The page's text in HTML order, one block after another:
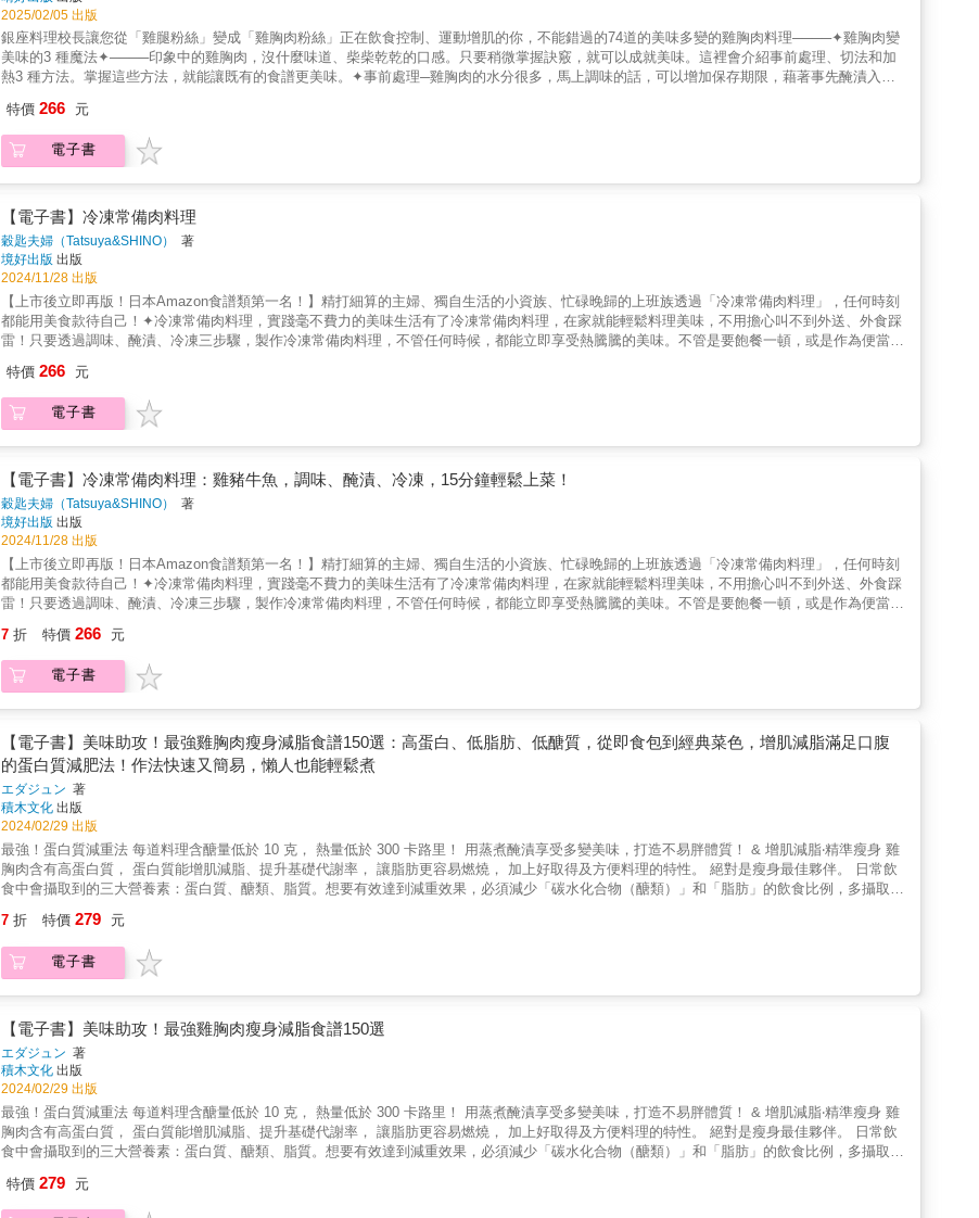
實際地看待自己的飲食，這些食物就能幫我們活得更好。理想的飲食是有營養、均衡和令人滿足的，本書除了提供一百多道食譜，還有開胃菜、配
菜、甜點、飲料、醬料，在追求健康的同時，能讓餐點臻於美味。
2025/02/05 出版
銀座料理校長讓您從「雞腿粉絲」變成「雞胸肉粉絲」正在飲食控制、運動增肌的你，不能錯過的74道的美味多變的雞胸肉料理────✦雞胸肉變
美味的3 種魔法✦────印象中的雞胸肉，沒什麼味道、柴柴乾乾的口感。只要稍微掌握訣竅，就可以成就美味。這裡會介紹事前處理、切法和加
熱3 種方法。掌握這些方法，就能讓既有的食譜更美味。✦事前處理─雞胸肉的水分很多，馬上調味的話，可以增加保存期限，藉著事先醃漬入味
會比較輕鬆。✦加熱─想要做出柔軟的肉質狀態，需要掌握適當的溫度，用餘溫加熱是重點。讓整體都呈現相同的厚度之後再加熱，請不要忘記。
────✦各國風味的雞胸肉料理✦────不同的調味，可以變化出各式各樣的料理。不管美式或是歐洲的食譜，日式、中式甚至是韓國、異國風
味，都各自嚴選出大家會喜歡的、雞胸肉可以做出的美味料理。✦薑汁雞肉─切成大薄片的雞胸肉，事先將醬汁揉進肉裡調味，煎的時候最後再淋
海南雞飯─水煮雞肉，和用水煮雞肉的湯汁炊煮的飯一起享用。✦南蠻雞─事先醃漬炸好的雞胸肉，再用甜醋醃漬，最後淋上塔塔醬和巴西利。
────✦微波爐、平底鍋就能簡易料理 ✦────用微波爐製作的「沙拉雞肉」，用平底鍋煎的「烤雞」，用香料蔬菜煮的「水煮雞肉」，這是3款
基本的簡單食譜。///基本款煎雞肉///煎雞肉，一邊翻面一邊慢慢地加熱為訣竅。裹上低筋麵粉油煎的話，會形成皮膜，可以避免雞肉裡的鮮美成分
流出來。✦馬鈴薯沙拉─一款搭配炒得脆脆的馬鈴薯的溫沙拉✦雞肉雞蛋沙拉─水煮蛋柔和的滋味很適合搭配雞胸肉。✦檸檬醬汁雞肉─在檸檬清爽
的酸味裡加上奶油的濃郁厚度✦藍起司醬雞肉─加熱過的藍起司，可以品嘗到柔和的滋味。///基本款水煮雞肉///水煮雞肉不只是用水煮，還是用熱
水煮。水煮的時候雞肉會浮起來，因此需要落蓋，讓雞肉整體都泡在熱水裡，讓整塊雞肉確實熟透。✦梅子醬燒雞─清爽的滋味可以讓口腔稍微休
息，煥然一新。✦雞肉牛蒡沙拉─可以品嘗到牛蒡脆脆的口感。✦雞肉酪梨拌菜─味道柔和的酪梨和清爽的水煮雞肉很適合搭配在一起。────✦下
酒菜 ✦────任何稍微重一點的調味，就可以讓雞胸肉當成下酒菜最適合的食材。只要有美味的下酒菜，就能一直邊喝邊聊。✦炸雞柳條─因為有
裹上美乃滋，炸過之後雞胸肉保持濕潤柔軟的口感。✦雞肉生春捲─餐桌上華麗異國料理的定番。✦雞肉沙嗲─花生醬濃厚的風味和雞胸肉正對
─加上小黃瓜和茗荷，清爽風味的下酒菜。────✦✦✦有益健康的雞肉運動餐✦✦✦────低脂肪高蛋白質的雞胸肉，是運動健身的人最適合的食
材。擅自構思送給大聯盟大谷翔平選手的妄想食譜，調整成不管是誰都可以吃得美味又健康的份量。✦雞肉花椰菜義大利麵─可以增加肌肉的含有
睪固酮的花椰菜搭配。蒜頭則含有豐富可以促進蛋白質代謝的維他命B 6。✦雞肉牛蒡炊飯─牛蒡是一種水溶性食物纖維和不溶性食物纖維都可以
攝取的優秀食材。皮含有大量多酚，因此保留皮不削，節點也不取，洗乾淨即可。白飯可以補充碳水化合物，雞肉則可以補充蛋白質。✦酸辣湯─
醋裡的氨基酸可以幫助胃酸分泌促進消化，增進食慾。醋酸也具有恢復疲勞的效果。辣油的辣椒成分可以促進血液循環，鬆弛肌肉。
特價 266 元
電子書
【電子書】冷凍常備肉料理
穀匙夫婦（Tatsuya&SHINO）
著
境好出版 出版
2024/11/28 出版
【上市後立即再版！日本Amazon食譜類第一名！】精打細算的主婦、獨自生活的小資族、忙碌晚歸的上班族透過「冷凍常備肉料理」，任何時刻
都能用美食款待自己！✦冷凍常備肉料理，實踐毫不費力的美味生活有了冷凍常備肉料理，在家就能輕鬆料理美味，不用擔心叫不到外送、外食踩
雷！只要透過調味、醃漬、冷凍三步驟，製作冷凍常備肉料理，不管任何時候，都能立即享受熱騰騰的美味。不管是要飽餐一頓，或是作為便當
洗，加熱過後立即享用！2. 製作簡單，料理小白也不怕準備好冷凍袋，將食材與調味料放入，搓揉入味即完成，簡單到不可思議！3. 經濟實惠，
不剩食、不浪費透過冷凍延長食材期限，再也不用擔心吃不完造成浪費。還能一次購買大分量食材，更為精打細算。4. 增加料理變化、豐富餐桌
透過各式調味，享受韓式、台式、泰式、義式等風味料理，吃不膩的好味道。✦56道冷凍常備肉×快熟蔬菜本書收錄了適合冷凍、而且冷凍後會更
造營養均衡的餐桌。
特價 266 元
電子書
【電子書】冷凍常備肉料理：雞豬牛魚，調味、醃漬、冷凍，15分鐘輕鬆上菜！
穀匙夫婦（Tatsuya&SHINO）
著
境好出版 出版
2024/11/28 出版
【上市後立即再版！日本Amazon食譜類第一名！】精打細算的主婦、獨自生活的小資族、忙碌晚歸的上班族透過「冷凍常備肉料理」，任何時刻
都能用美食款待自己！✦冷凍常備肉料理，實踐毫不費力的美味生活有了冷凍常備肉料理，在家就能輕鬆料理美味，不用擔心叫不到外送、外食踩
雷！只要透過調味、醃漬、冷凍三步驟，製作冷凍常備肉料理，不管任何時候，都能立即享受熱騰騰的美味。不管是要飽餐一頓，或是作為便當
洗，加熱過後立即享用！2. 製作簡單，料理小白也不怕準備好冷凍袋，將食材與調味料放入，搓揉入味即完成，簡單到不可思議！3. 經濟實惠，
不剩食、不浪費透過冷凍延長食材期限，再也不用擔心吃不完造成浪費。還能一次購買大分量食材，更為精打細算。4. 增加料理變化、豐富餐桌
透過各式調味，享受韓式、台式、泰式、義式等風味料理，吃不膩的好味道。✦56道冷凍常備肉×快熟蔬菜本書收錄了適合冷凍、而且冷凍後會更
造營養均衡的餐桌。
7 折 特價 266 元
電子書
【電子書】美味助攻！最強雞胸肉瘦身減脂食譜150選：高蛋白、低脂肪、低醣質，從即食包到經典菜色，增肌減脂滿足口腹
的蛋白質減肥法！作法快速又簡易，懶人也能輕鬆煮
エダジュン 著
積木文化 出版
2024/02/29 出版
最強！蛋白質減重法 每道料理含醣量低於 10 克， 熱量低於 300 卡路里！ 用蒸煮醃漬享受多變美味，打造不易胖體質！ & 增肌減脂‧精準瘦身 雞
胸肉含有高蛋白質， 蛋白質能增肌減脂、提升基礎代謝率， 讓脂肪更容易燃燒， 加上好取得及方便料理的特性。 絕對是瘦身最佳夥伴。 日常飲
食中會攝取到的三大營養素：蛋白質、醣類、脂質。想要有效達到減重效果，必須減少「碳水化合物（醣類）」和「脂肪」的飲食比例，多攝取難
春，變得美麗有光澤。 蛋白質必須要與蔬菜一起攝取。補充足量的維他命和膳食纖維，腸胃才不會太操勞，這是成功的訣竅。尤其要記得多多攝
取膳食纖維，製造良好的腸道環境。 雞胸肉的過人之處 1高蛋白、低脂肪、低卡的健康食物！ 每100g的雞胸肉有23.3g的蛋白質，含量相當高，
是最容易取得的高蛋白食品。 雞胸不但脂肪含量少，熱量也低，大約只有牛、豬肉的1/4～1/2，是減重的最佳夥伴。 2低價、清爽、好入口！ 雞
勞、防止大腦老化和抗老化。除此之外，雞胸肉含有「幸福賀爾蒙」，也就是血清素的原料「色胺酸」，因此也有減輕壓力和助眠的效果。 150道
超量食譜，口味變化多，新手也能輕鬆煮 雞胸肉的料理手法：側面橫剖、斜刀切薄片、逆紋切、切肉絲、切柳條，正確的處理方式可以縮短加熱
時間，也能讓口感更美味。 讓雞胸肉更好吃的妙招：破壞雞肉纖維或切薄片可以提升肉質嫩度！醃料用量縮減，切記要「揉」，將醬料搓揉入
味。 懶人也能輕鬆煮：雞胸肉抓醃後，只要有微波爐及平底鍋，就能不費力的做出水嫩又多汁的好料理。 即食雞肉的多重宇宙：日式、義式、南
洋、韓式，只要更換調味組合，就會誕生出另一個雞肉的新宇宙。 經典口味的雞胸肉料理：塔塔醬炸雞、口水雞、日式炸雞、棒棒雞，雖然有炸
物品項，但不用麵衣，所以也能達到減醣目標，依然是一盤令人心滿意足的美味。 萬用的薑蔥蒸雞與水煮雞：簡單的口味，搭配各式材料與調味
料都能合作無間。可以多煮一些雞肉放冰箱保存，想吃的時候就可以拿出來嘗試不同的改良口味。 「醃漬」讓雞肉美味加倍：鹽糖水醃漬、鹽麴
醃漬、薑汁美乃滋醃漬、只要雞肉與調味料一起裝進夾鍊袋、放冷藏，早上醃起來，到了晚餐時間正好能夠輕鬆搞定，讓雞胸肉變得軟軟又多汁。
會瘦推薦&（依姓名筆劃排序） 瑪姬老師／怕你太瘦的體重管理師 蔡濰安／濰濰營養師 &
7 折 特價 279 元
電子書
【電子書】美味助攻！最強雞胸肉瘦身減脂食譜150選
エダジュン 著
積木文化 出版
2024/02/29 出版
最強！蛋白質減重法 每道料理含醣量低於 10 克， 熱量低於 300 卡路里！ 用蒸煮醃漬享受多變美味，打造不易胖體質！ & 增肌減脂‧精準瘦身 雞
胸肉含有高蛋白質， 蛋白質能增肌減脂、提升基礎代謝率， 讓脂肪更容易燃燒， 加上好取得及方便料理的特性。 絕對是瘦身最佳夥伴。 日常飲
食中會攝取到的三大營養素：蛋白質、醣類、脂質。想要有效達到減重效果，必須減少「碳水化合物（醣類）」和「脂肪」的飲食比例，多攝取難
春，變得美麗有光澤。 蛋白質必須要與蔬菜一起攝取。補充足量的維他命和膳食纖維，腸胃才不會太操勞，這是成功的訣竅。尤其要記得多多攝
取膳食纖維，製造良好的腸道環境。 雞胸肉的過人之處 1高蛋白、低脂肪、低卡的健康食物！ 每100g的雞胸肉有23.3g的蛋白質，含量相當高，
特價 279 元